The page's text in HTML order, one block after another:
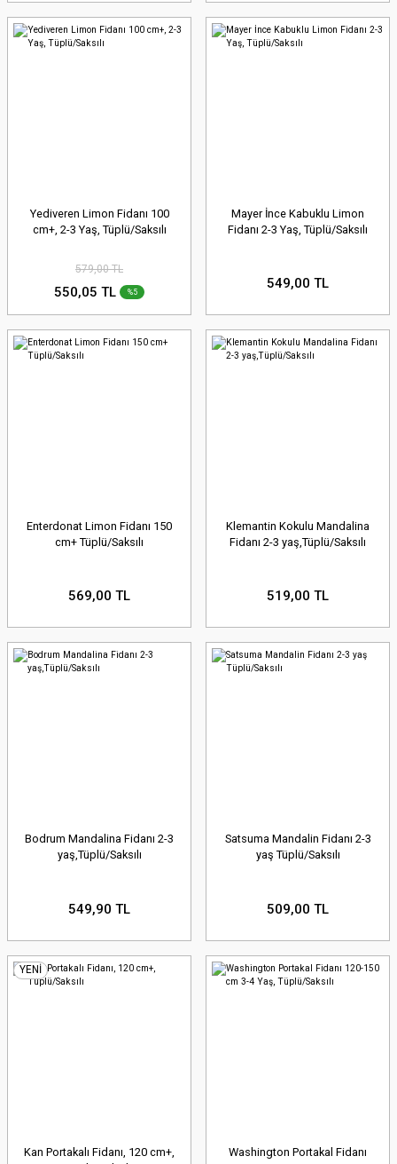
Yediveren Limon Fidanı 100
cm+, 2-3 Yaş, Tüplü/Saksılı
579,00 TL
550,05 TL %5
Mayer İnce Kabuklu Limon
Fidanı 2-3 Yaş, Tüplü/Saksılı
549,00 TL
Enterdonat Limon Fidanı 150
cm+ Tüplü/Saksılı
569,00 TL
Klemantin Kokulu Mandalina
Fidanı 2-3 yaş,Tüplü/Saksılı
519,00 TL
Bodrum Mandalina Fidanı 2-3
yaş,Tüplü/Saksılı
549,90 TL
Satsuma Mandalin Fidanı 2-3
yaş Tüplü/Saksılı
509,00 TL
YENİ
Kan Portakalı Fidanı, 120 cm+,
Washington Portakal Fidanı